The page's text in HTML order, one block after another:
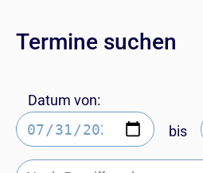
Termine suchen
Datum von:
bis